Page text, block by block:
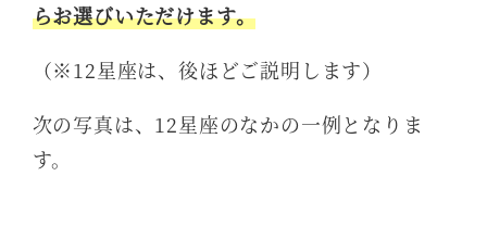
らお選びいただけます。
（※12星座は、後ほどご説明します）
次の写真は、12星座のなかの一例となりま
す。